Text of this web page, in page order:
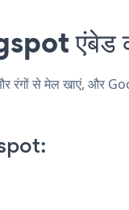
एंबेड
से मेल खाएं, और